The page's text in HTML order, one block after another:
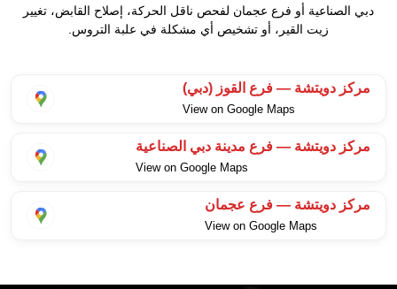
دبي الصناعية أو فرع عجمان لفحص ناقل الحركة، إصلاح القابض، تغيير
زيت القير، أو تشخيص أي مشكلة في علبة التروس.
مركز دويتشة — فرع القوز (دبي)
View on Google Maps
مركز دويتشة — فرع مدينة دبي الصناعية
View on Google Maps
مركز دويتشة — فرع عجمان
View on Google Maps